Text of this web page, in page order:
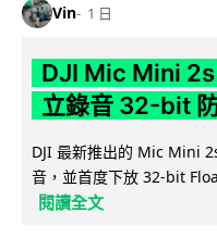
Vin 1 日
DJI Mic Mini 2s
立錄音 32-bit
DJI 最新推出的 Mic Mini
音，並首度下放 32-bit
閱讀全文